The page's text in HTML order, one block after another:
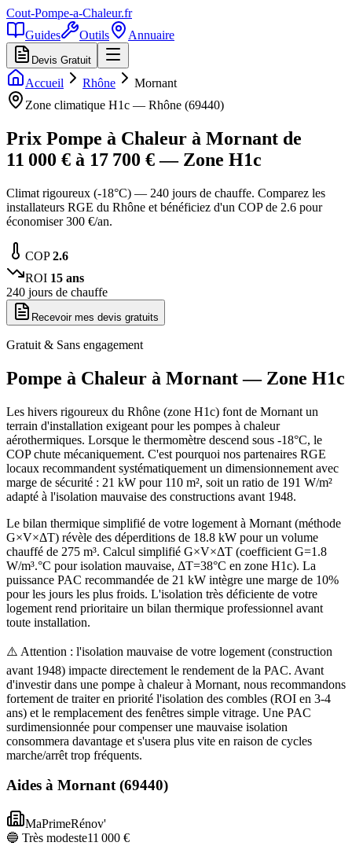
Cout-Pompe-a-Chaleur.fr
Guides
Outils Annuaire
Devis Gratuit
Accueil Rhône
Mornant
Zone climatique H1c — Rhône (69440)
Prix Pompe à Chaleur à Mornant de
11 000 € à 17 700 € — Zone H1c
Climat rigoureux (-18°C) — 240 jours de chauffe. Comparez les
installateurs RGE du Rhône et bénéficiez d'un COP de 2.6 pour
économiser 300 €/an.
COP2.6
ROI 15 ans
240 jours de chauffe
Recevoir mes devis gratuits
Gratuit & Sans engagement
Pompe à Chaleur à Mornant— Zone H1c
Les hivers rigoureux du Rhône (zone H1c) font de Mornant un
terrain d'installation exigeant pour les pompes à chaleur
aérothermiques. Lorsque le thermomètre descend sous -18°C, le
COP chute mécaniquement. C'est pourquoi nos partenaires RGE
locaux recommandent systématiquement un dimensionnement avec
marge de sécurité : 21 kW pour 110 m², soit un ratio de 191 W/m²
adapté à l'isolation mauvaise des constructions avant 1948.
Le bilan thermique simplifié de votre logement à Mornant (méthode
G×V×ΔT) révèle des déperditions de 18.8 kW pour un volume
chauffé de 275 m³. Calcul simplifié G×V×ΔT (coefficient G=1.8
W/m³.°C pour isolation mauvaise, ΔT=38°C en zone H1c). La
puissance PAC recommandée de 21 kW intègre une marge de 10%
pour les jours les plus froids. L'isolation très déficiente de votre
logement rend prioritaire un bilan thermique professionnel avant
toute installation.
⚠️ Attention : l'isolation mauvaise de votre logement (construction
avant 1948) impacte directement le rendement de la PAC. Avant
d'investir dans une pompe à chaleur à Mornant, nous recommandons
fortement de traiter en priorité l'isolation des combles (ROI en 3-4
ans) et le remplacement des fenêtres simple vitrage. Une PAC
surdimensionnée pour compenser une mauvaise isolation
consommera davantage et s'usera plus vite en raison de cycles
marche/arrêt trop fréquents.
Aides à Mornant(69440)
MaPrimeRénov'
🔵 Très modeste11 000 €